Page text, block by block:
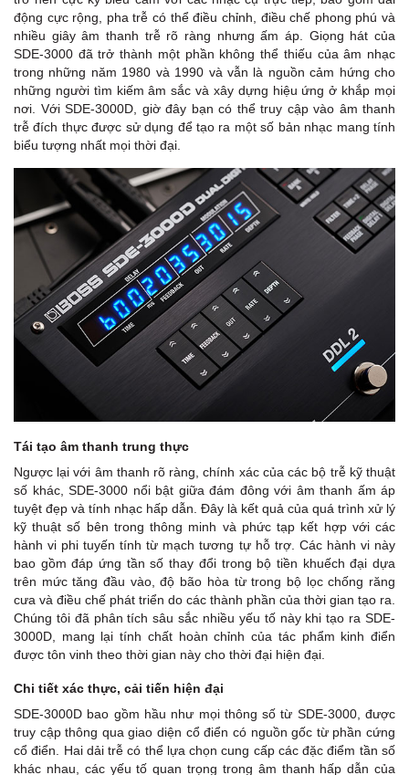
động cực rộng, pha trễ có thể điều chỉnh, điều chế phong phú và
nhiều giây âm thanh trễ rõ ràng nhưng ấm áp. Giọng hát của
SDE-3000 đã trở thành một phần không thể thiếu của âm nhạc
trong những năm 1980 và 1990 và vẫn là nguồn cảm hứng cho
những người tìm kiếm âm sắc và xây dựng hiệu ứng ở khắp mọi
nơi. Với SDE-3000D, giờ đây bạn có thể truy cập vào âm thanh
trễ đích thực được sử dụng để tạo ra một số bản nhạc mang tính
biểu tượng nhất mọi thời đại.
Tái tạo âm thanh trung thực
Ngược lại với âm thanh rõ ràng, chính xác của các bộ trễ kỹ thuật
số khác, SDE-3000 nổi bật giữa đám đông với âm thanh ấm áp
tuyệt đẹp và tính nhạc hấp dẫn. Đây là kết quả của quá trình xử lý
kỹ thuật số bên trong thông minh và phức tạp kết hợp với các
hành vi phi tuyến tính từ mạch tương tự hỗ trợ. Các hành vi này
bao gồm đáp ứng tần số thay đổi trong bộ tiền khuếch đại dựa
trên mức tăng đầu vào, độ bão hòa từ trong bộ lọc chống răng
cưa và điều chế phát triển do các thành phần của thời gian tạo ra.
Chúng tôi đã phân tích sâu sắc nhiều yếu tố này khi tạo ra SDE-
3000D, mang lại tính chất hoàn chỉnh của tác phẩm kinh điển
được tôn vinh theo thời gian này cho thời đại hiện đại.
Chi tiết xác thực, cải tiến hiện đại
SDE-3000D bao gồm hầu như mọi thông số từ SDE-3000, được
truy cập thông qua giao diện cổ điển có nguồn gốc từ phần cứng
cổ điển. Hai dải trễ có thể lựa chọn cung cấp các đặc điểm tần số
khác nhau, các yếu tố quan trọng trong âm thanh hấp dẫn của